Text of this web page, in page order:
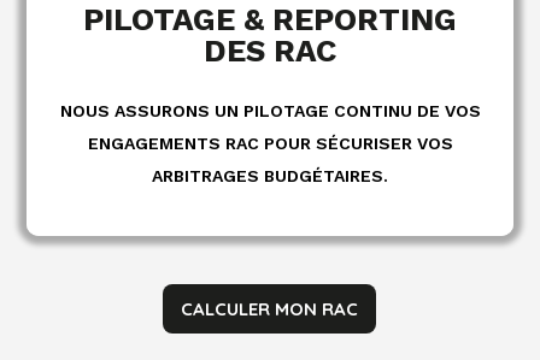
PILOTAGE & REPORTING
DES RAC
NOUS ASSURONS UN PILOTAGE CONTINU DE VOS
ENGAGEMENTS RAC POUR SÉCURISER VOS
ARBITRAGES BUDGÉTAIRES.
CALCULER MON RAC